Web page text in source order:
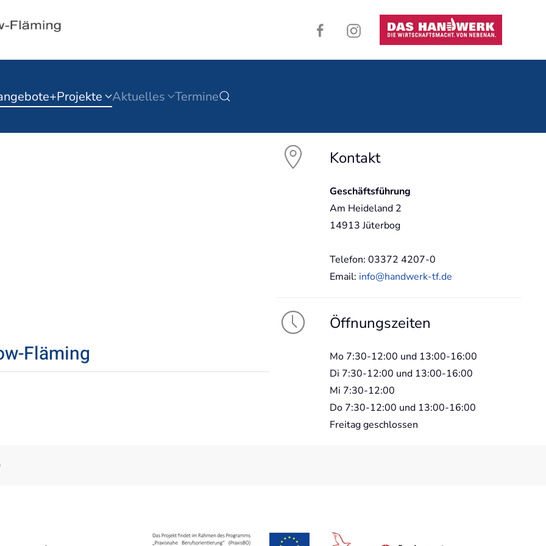
Aktuelles Termine
Fläming
Kontakt
Geschäftsführung
Am Heideland 2
14913 Jüterbog
Telefon: 03372 4207-0
Email: info@handwerk-tf.de
Öffnungszeiten
Mo 7:30-12:00 und 13:00-16:00
Di 7:30-12:00 und 13:00-16:00
Mi 7:30-12:00
Do 7:30-12:00 und 13:00-16:00
Freitag geschlossen